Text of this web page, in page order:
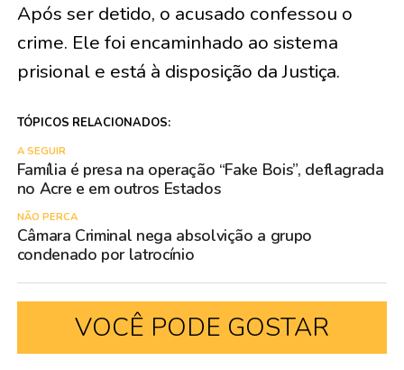
Após ser detido, o acusado confessou o
crime. Ele foi encaminhado ao sistema
prisional e está à disposição da Justiça.
TÓPICOS RELACIONADOS:
A SEGUIR
Família é presa na operação “Fake Bois”, deflagrada
no Acre e em outros Estados
NÃO PERCA
Câmara Criminal nega absolvição a grupo
condenado por latrocínio
VOCÊ PODE GOSTAR